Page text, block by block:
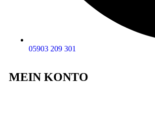
05903 209 301
MEIN KONTO